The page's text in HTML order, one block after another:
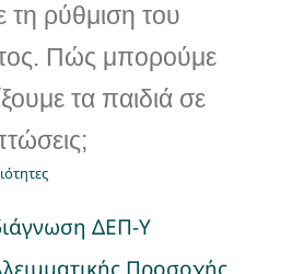
τη ρύθμιση του
Πώς μπορούμε
τα παιδιά σε
ΔΕΠ-Υ